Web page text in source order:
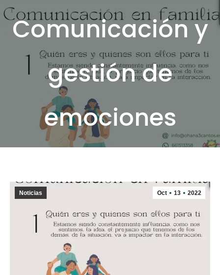
Comunicación y
gestión de
emociones
Oct 13 2022
Noticias